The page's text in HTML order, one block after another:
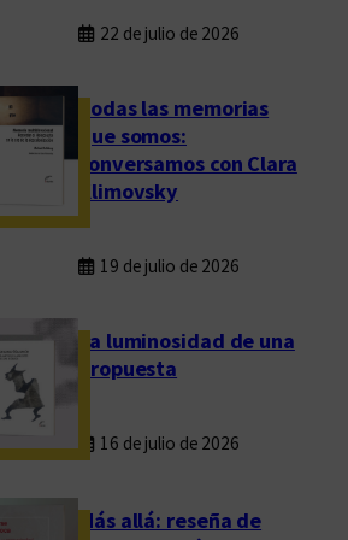
22 de julio de 2026
Todas las memorias
que somos:
conversamos con Clara
Klimovsky
19 de julio de 2026
La luminosidad de una
propuesta
16 de julio de 2026
Más allá: reseña de